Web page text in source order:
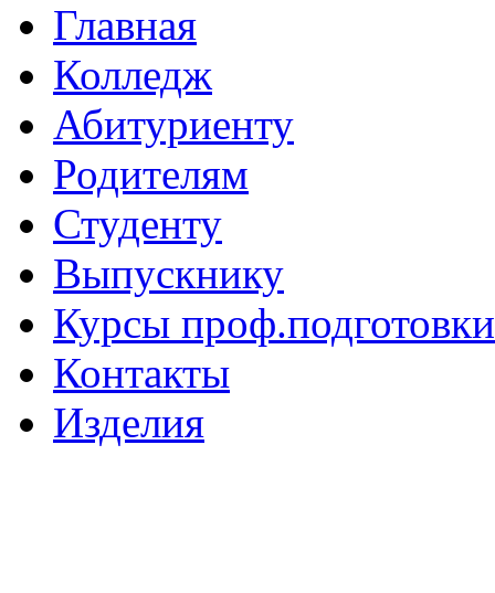
Главная
Колледж
Абитуриенту
Родителям
Студенту
Выпускнику
Курсы проф.подготовки
Контакты
Изделия